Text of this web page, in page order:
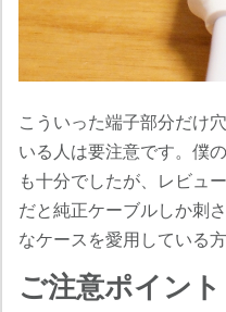
こういった端子部分だけ
いる人は要注意です。僕
も十分でしたが、レビュ
だと純正ケーブルしか刺
なケースを愛用している
ご注意ポイント